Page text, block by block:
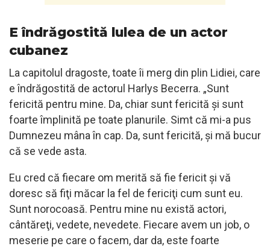
E îndrăgostită lulea de un actor
cubanez
La capitolul dragoste, toate îi merg din plin Lidiei, care
e îndrăgostită de actorul Harlys Becerra. „Sunt
fericită pentru mine. Da, chiar sunt fericită și sunt
foarte împlinită pe toate planurile. Simt că mi-a pus
Dumnezeu mâna în cap. Da, sunt fericită, și mă bucur
că se vede asta.
Eu cred că fiecare om merită să fie fericit şi vă
doresc să fiţi măcar la fel de fericiţi cum sunt eu.
Sunt norocoasă. Pentru mine nu există actori,
cântăreţi, vedete, nevedete. Fiecare avem un job, o
meserie pe care o facem, dar da, este foarte